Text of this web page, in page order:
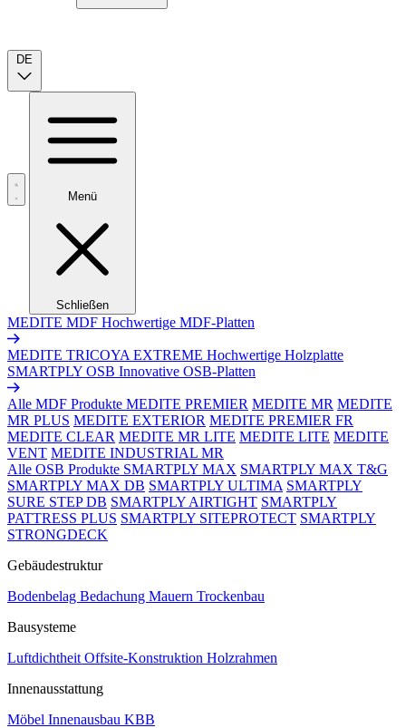
DE
Menü
Schließen
MEDITE MDF Hochwertige MDF-Platten
MEDITE TRICOYA EXTREME Hochwertige Holzplatte
SMARTPLY OSB Innovative OSB-Platten
Alle MDF Produkte MEDITE PREMIER MEDITE MR MEDITE
MR PLUS MEDITE EXTERIOR MEDITE PREMIER FR
MEDITE CLEAR MEDITE MR LITE MEDITE LITE MEDITE
VENT MEDITE INDUSTRIAL MR
Alle OSB Produkte SMARTPLY MAX SMARTPLY MAX T&G
SMARTPLY MAX DB SMARTPLY ULTIMA SMARTPLY
SURE STEP DB SMARTPLY AIRTIGHT SMARTPLY
PATTRESS PLUS SMARTPLY SITEPROTECT SMARTPLY
STRONGDECK
Gebäudestruktur
Bodenbelag Bedachung Mauern Trockenbau
Bausysteme
Luftdichtheit Offsite-Konstruktion Holzrahmen
Innenausstattung
Möbel Innenausbau KBB